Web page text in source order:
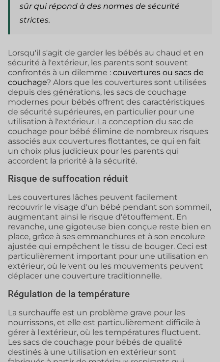
sûr qui répond à des normes de sécurité
strictes.
Lorsqu'il s'agit de garder les bébés au chaud et en
sécurité à l'extérieur, les parents sont souvent
confrontés à un dilemme : couvertures ou sacs de
couchage? Alors que les couvertures sont utilisées
depuis des générations, les sacs de couchage
modernes pour bébés offrent des caractéristiques
de sécurité supérieures, en particulier pour une
utilisation à l'extérieur. La conception du sac de
couchage pour bébé élimine de nombreux risques
associés aux couvertures flottantes, ce qui en fait
un choix plus judicieux pour les parents qui
accordent la priorité à la sécurité.
Risque de suffocation réduit
Les couvertures lâches peuvent facilement
recouvrir le visage d'un bébé pendant son sommeil,
augmentant ainsi le risque d'étouffement. En
revanche, une gigoteuse bien conçue reste bien en
place, grâce à ses emmanchures et à son encolure
ajustée qui empêchent le tissu de bouger. Ceci est
particulièrement important pour une utilisation en
extérieur, où le vent ou les mouvements peuvent
déplacer une couverture traditionnelle.
Régulation de la température
La surchauffe est un problème grave pour les
nourrissons, et elle est particulièrement difficile à
gérer à l'extérieur, où les températures fluctuent.
Les sacs de couchage pour bébés de qualité
destinés à une utilisation en extérieur sont